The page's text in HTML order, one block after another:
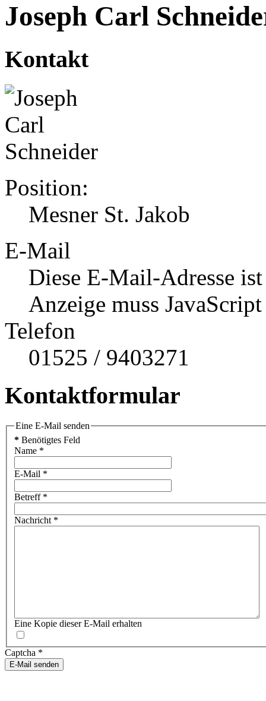
Joseph Carl
Kontakt
Position:
Mesner St. Jakob
E-Mail
Diese E-Mail-Adresse
Anzeige muss
Telefon
01525 / 9403271
Kontaktformular
Eine E-Mail senden
* Benötigtes Feld
Name *
E-Mail *
Betreff*
Nachricht *
Eine Kopie dieser E-Mail erhalten
Captcha *
E-Mail senden